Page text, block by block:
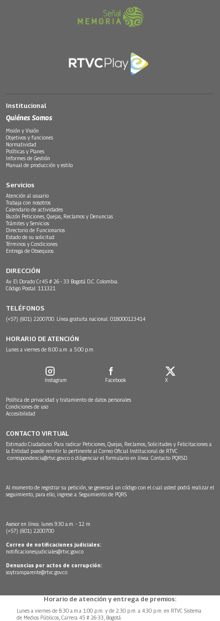
Institucional
Quiénes Somos
Misión y Visión
Objetivos y funciones
Normatividad
Políticas y Planes
Informes de Gestión
Manual de producción y estilo
Servicios
Atención al usuario
Trabaja con nosotros
Calendario de actividades
Buzón Peticiones, Quejas, Reclamos y Denuncias
Trámites y Servicios
Directorio de Funcionarios
Estado de su solicitud
Términos y Condiciones
Entrega de Obsequios
DIRECCIÓN
Av. El Dorado Cr.45 # 26 - 33 Bogotá D.C. Colombia.
Código Postal: 111321
TELÉFONOS
(+57) (601) 2200700. Línea gratuita nacional: 018000123414
HORARIO DE ATENCIÓN
Lunes a viernes de 8:00 a.m. a 5:00 p.m.
Instagram Facebook X
Política de privacidad y tratamiento de datos personales
Condiciones de uso
Accesibilidad
CONTACTO VIRTUAL
Estimado Ciudadano: Para radicar Peticiones, Quejas, Reclamos, Solicitudes y Felicitaciones a
la Entidad puede remitir lo pertinente al Correo Oficial Institucional de RTVC
correspondencia@rtvc.gov.co o diligenciar el formulario en línea: Contacto PQRSD.
Al momento de registrar su petición, se generará un código con el cual usted podrá realizar el
seguimiento, para ello, ingrese a: Seguimiento de PQRS
Asesor en línea: lunes 9:30 a.m. - 12 m
(+57) (601) 2200700
Correo de notificaciones judiciales:
notificacionesjudiciales@rtvc.gov.co
Denuncias por actos de corrupción:
soytransparente@rtvc.gov.co
Horario de atención y entrega de premios:
Lunes a viernes de 8:30 a.m.a 1:00 p.m. y de 2:30 p.m. a 4:30 p.m. en RTVC Sistema
de Medios Públicos, Carrera 45 # 26-33, Bogotá.